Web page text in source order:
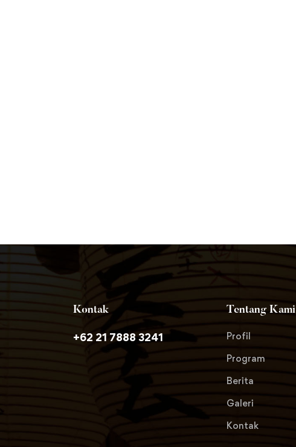
Kontak
+62 21 7888 3241
Tentang Kami
Profil
Program
Berita
Galeri
Kontak